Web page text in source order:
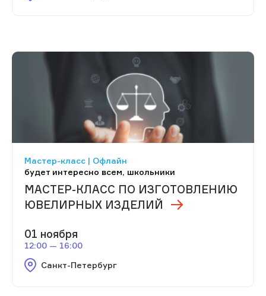
Мастер-класс | Офлайн
будет интересно всем, школьники
МАСТЕР-КЛАСС ПО ИЗГОТОВЛЕНИЮ
ЮВЕЛИРНЫХ ИЗДЕЛИЙ
01 ноября
12:00 — 16:00
Санкт-Петербург